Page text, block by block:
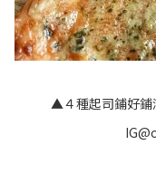
▲４種起司鋪好鋪